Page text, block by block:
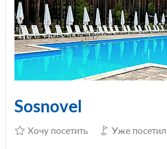
Sosnovel
Хочу посетить Уже посетил